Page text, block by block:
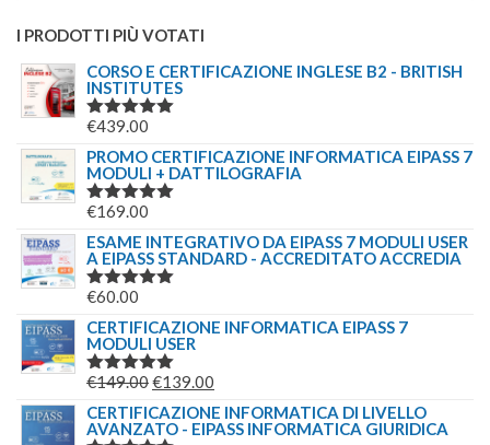
I PRODOTTI PIÙ VOTATI
CORSO E CERTIFICAZIONE INGLESE B2 - BRITISH
INSTITUTES
VALUTATO
€439.00
PROMO CERTIFICAZIONE INFORMATICA EIPASS 7
MODULI + DATTILOGRAFIA
VALUTATO
€169.00
ESAME INTEGRATIVO DA EIPASS 7 MODULI USER
A EIPASS STANDARD - ACCREDITATO ACCREDIA
VALUTATO
€60.00
CERTIFICAZIONE INFORMATICA EIPASS 7
MODULI USER
VALUTATO
€149.00IL
PREZZO
ORIGINALE
€139.00
PREZZO
ATTUALE
CERTIFICAZIONE INFORMATICA DI LIVELLO
AVANZATO - EIPASS INFORMATICA GIURIDICA